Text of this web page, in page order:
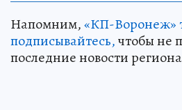
Напомним,«КП-Воронеж»
подписывайтесь,чтобы не
последние новости